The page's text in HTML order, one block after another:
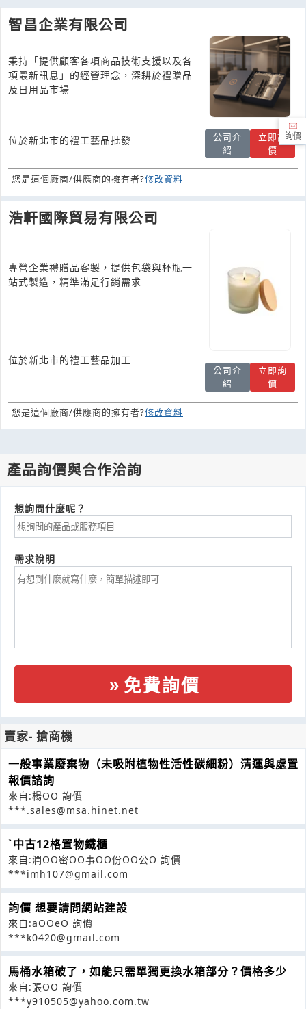
智昌企業有限公司
秉持「提供顧客各項商品技術支援以及各
項最新訊息」的經營理念，深耕於禮贈品
及日用品市場
位於新北市的禮工藝品批發
公司介
紹
立即詢
價
您是這個廠商/供應商的擁有者?修改資料
浩軒國際貿易有限公司
專營企業禮贈品客製，提供包袋與杯瓶一
站式製造，精準滿足行銷需求
位於新北市的禮工藝品加工
公司介
紹
立即詢
價
您是這個廠商/供應商的擁有者?修改資料
產品詢價與合作洽詢
想詢問什麼呢？
需求說明
免費詢價
賣家- 搶商機
一般事業廢棄物（未吸附植物性活性碳細粉）清運與處置
報價諮詢
來自:楊OO 詢價
***.sales@msa.hinet.net
ˋ中古12格置物鐵櫃
來自:潤OO密OO事OO份OO公O 詢價
***imh107@gmail.com
詢價 想要請問網站建設
來自:aOOeO 詢價
***k0420@gmail.com
馬桶水箱破了，如能只需單獨更換水箱部分？價格多少
來自:張OO 詢價
***y910505@yahoo.com.tw
詢價